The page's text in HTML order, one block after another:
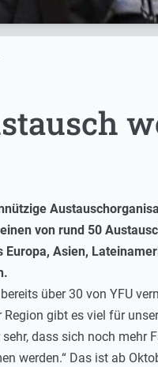
von rund 50
Asien,
über 30 von YFU
Region gibt es viel für
dass sich noch
werden.“ Das ist ab